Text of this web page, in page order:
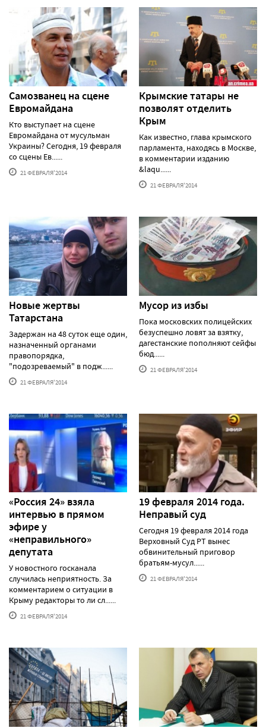
Самозванец на сцене
Евромайдана
Кто выступает на сцене
Евромайдана от мусульман
Украины? Сегодня, 19 февраля
со сцены Ев......
21 ФЕВРАЛЯ'2014
Крымские татары не
позволят отделить
Крым
Как известно, глава крымского
парламента, находясь в Москве,
в комментарии изданию
&laqu......
21 ФЕВРАЛЯ'2014
Новые жертвы
Татарстана
Задержан на 48 суток еще один,
назначенный органами
правопорядка,
"подозреваемый" в подж......
21 ФЕВРАЛЯ'2014
Мусор из избы
Пока московских полицейских
безуспешно ловят за взятку,
дагестанские пополняют сейфы
бюд......
21 ФЕВРАЛЯ'2014
«Россия 24» взяла
интервью в прямом
эфире у
«неправильного»
депутата
У новостного госканала
случилась неприятность. За
комментарием о ситуации в
Крыму редакторы то ли сл......
21 ФЕВРАЛЯ'2014
19 февраля 2014 года.
Неправый суд
Сегодня 19 февраля 2014 года
Верховный Суд РТ вынес
обвинительный приговор
братьям-мусул......
21 ФЕВРАЛЯ'2014